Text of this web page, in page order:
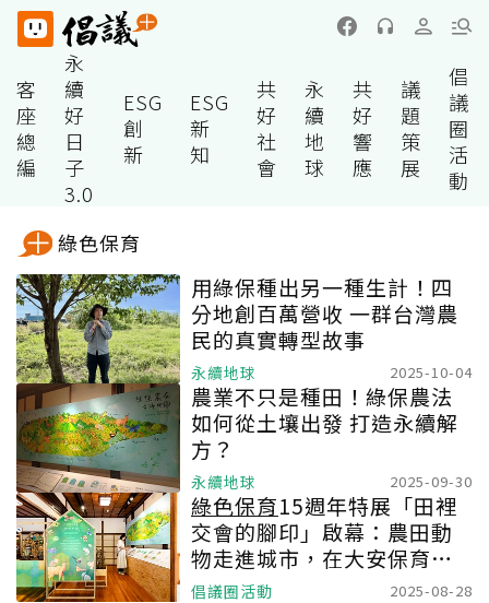
客
座
總
編
永
續
好
日
子
3.0
ESG
創
新
ESG
新
知
共
好
社
會
永
續
地
球
共
好
響
應
議
題
策
展
倡
議
圈
活
動
綠色保育
用綠保種出另一種生計！四
分地創百萬營收 一群台灣農
民的真實轉型故事
永續地球 2025-10-04
農業不只是種田！綠保農法
如何從土壤出發 打造永續解
方？
永續地球 2025-09-30
綠色保育15週年特展「田裡
交會的腳印」啟幕：農田動
物走進城市，在大安保育小
站和你相遇
倡議圈活動 2025-08-28